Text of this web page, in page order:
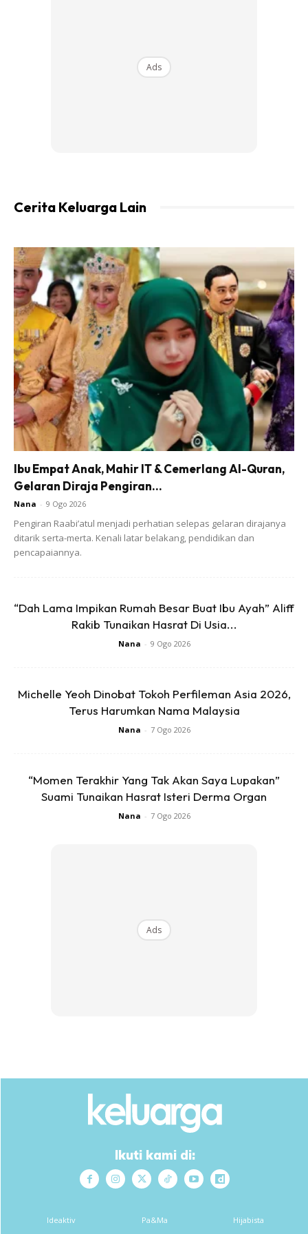
Dengan penemuan itu, polis tidak menolak kemungkinan
mangsa telah dirogol sebelum dibunuh. Mayat murid tahun
empat Sekolah Kebangsaan (SK) Pos Kuala Mu itu
ditemukan sekitar jam 4.20 petang pada Sabtu hasil
operasi mencari yang digerakkan selepas mangsa
dilaporkan tidak pulang ke rumah sejak Jumaat.
Mangsa dijumpai dalam keadaan terbaring di kawasan
berpaya di perkampungan Orang Asli Kampung Bersah,
Pos Kuala Mu, Sungai Siput.
Bapa mangsa, Rosli Mahadi, memberitahu Nuraina seorang
kanak-kanak yang pemalu dan suka bersendirian yang
sering kekecewaannya kerana tidak mampu mengawasi
Perempuan Saya. Selalu Bila Saya Balik
Kerja, Dia Akan Pinjam Telefon Untuk
Tengok Kartun Di Youtube, Tetapi
Sekarang Dia Dah Tak Ada,” Katanya
Sebak.
Ads
Cerita Keluarga Lain
Ibu Empat Anak, Mahir IT & Cemerlang Al-Quran,
Gelaran Diraja Pengiran...
Nana - 9 Ogo 2026
Pengiran Raabi’atul menjadi perhatian selepas gelaran dirajanya
ditarik serta-merta. Kenali latar belakang, pendidikan dan
pencapaiannya.
“Dah Lama Impikan Rumah Besar Buat Ibu Ayah” Aliff
Rakib Tunaikan Hasrat Di Usia...
Nana - 9 Ogo 2026
Michelle Yeoh Dinobat Tokoh Perfileman Asia 2026,
Terus Harumkan Nama Malaysia
Nana - 7 Ogo 2026
“Momen Terakhir Yang Tak Akan Saya Lupakan”
Suami Tunaikan Hasrat Isteri Derma Organ
Nana - 7 Ogo 2026
Ads
Ikuti kami di:
Ideaktiv Pa&Ma Hijabista